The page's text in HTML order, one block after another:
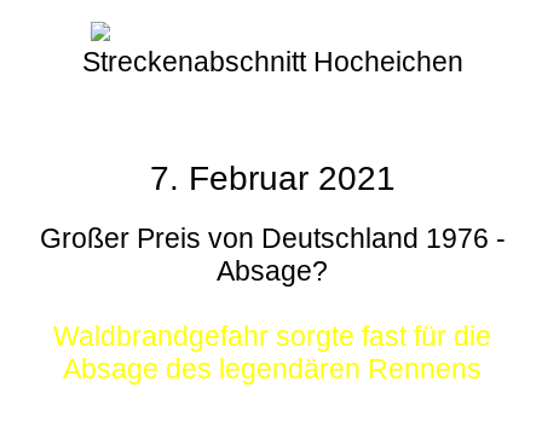
Streckenabschnitt Hocheichen
7. Februar 2021
Großer Preis von Deutschland 1976 -
Absage?
Waldbrandgefahr sorgte fast für die
Absage des legendären Rennens